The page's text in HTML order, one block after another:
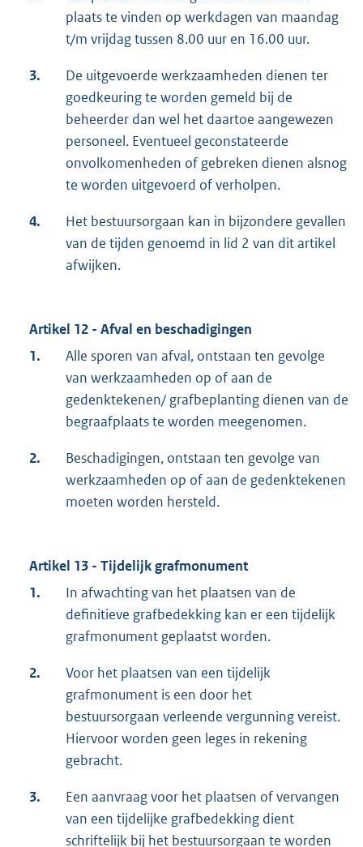
plaats te vinden op werkdagen van maandag
t/m vrijdag tussen 8.00 uur en 16.00 uur.
3.
De uitgevoerde werkzaamheden dienen ter
goedkeuring te worden gemeld bij de
beheerder dan wel het daartoe aangewezen
personeel. Eventueel geconstateerde
onvolkomenheden of gebreken dienen alsnog
te worden uitgevoerd of verholpen.
4.
Het bestuursorgaan kan in bijzondere gevallen
van de tijden genoemd in lid 2 van dit artikel
afwijken.
Artikel 12 - Afval en beschadigingen
1.
Alle sporen van afval, ontstaan ten gevolge
van werkzaamheden op of aan de
gedenktekenen/ grafbeplanting dienen van de
begraafplaats te worden meegenomen.
2.
Beschadigingen, ontstaan ten gevolge van
werkzaamheden op of aan de gedenktekenen
moeten worden hersteld.
Artikel 13 - Tijdelijk grafmonument
1.
In afwachting van het plaatsen van de
definitieve grafbedekking kan er een tijdelijk
grafmonument geplaatst worden.
2.
Voor het plaatsen van een tijdelijk
grafmonument is een door het
bestuursorgaan verleende vergunning vereist.
Hiervoor worden geen leges in rekening
gebracht.
3.
Een aanvraag voor het plaatsen of vervangen
van een tijdelijke grafbedekking dient
schriftelijk bij het bestuursorgaan te worden